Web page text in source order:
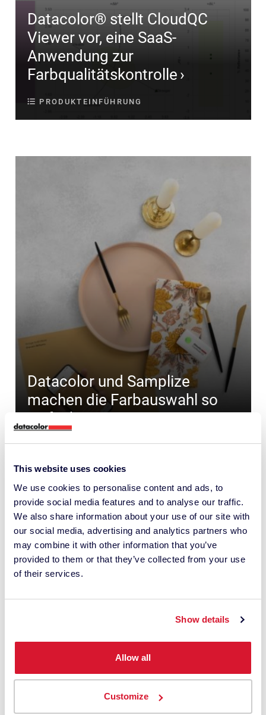
This website uses cookies
We use cookies to personalise content and ads, to
provide social media features and to analyse our traffic.
We also share information about your use of our site with
our social media, advertising and analytics partners who
may combine it with other information that you’ve
provided to them or that they’ve collected from your use
of their services.
Show details
Allow all
Customize
Datacolor® stellt CloudQC
Viewer vor, eine SaaS-
Anwendung zur
Farbqualitätskontrolle
PRODUKTEINFÜHRUNG
Datacolor und Samplize
machen die Farbauswahl so
einfach wie nie zuvor!
PRODUKTEINFÜHRUNG